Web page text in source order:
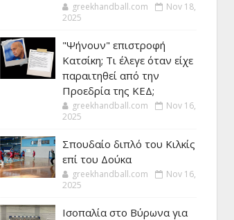
greekhandball.com
Nov 18,
2025
"Ψήνουν" επιστροφή
Κατσίκη; Τι έλεγε όταν είχε
παραιτηθεί από την
Προεδρία της ΚΕΔ;
greekhandball.com
Nov 16,
2025
Σπουδαίο διπλό του Κιλκίς
επί του Δούκα
greekhandball.com
Nov 16,
2025
Ισοπαλία στο Βύρωνα για